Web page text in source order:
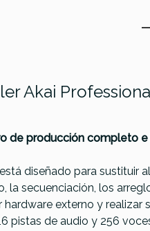
Akai
de producción completo
está diseñado para sustituir
la secuenciación, los
hardware externo y realizar
pistas de audio y 256